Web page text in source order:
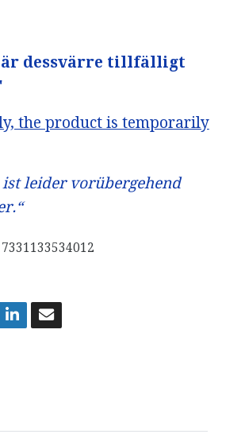
är dessvärre tillfälligt
the product is temporarily
ist leider vorübergehend
7331133534012